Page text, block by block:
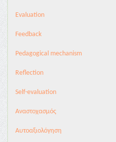
Evaluation
Feedback
Pedagogical mechanism
Reflection
Self-evaluation
Αναστοχασμός
Αυτοαξιολόγηση